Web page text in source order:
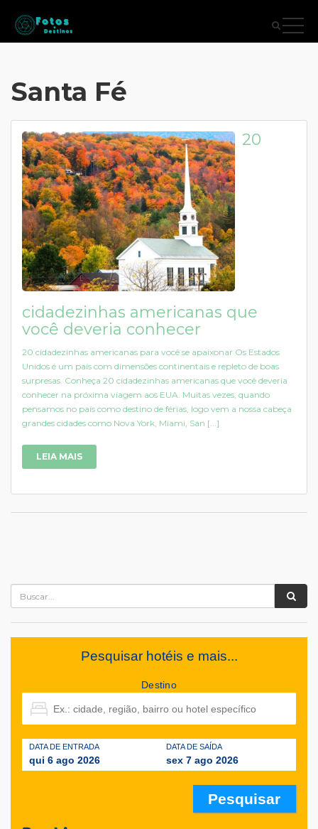
Santa Fé
20
cidadezinhas americanas que
você deveria conhecer
20 cidadezinhas americanas para você se apaixonar Os Estados
Unidos é um país com dimensões continentais e repleto de boas
surpresas. Conheça 20 cidadezinhas americanas que você deveria
conhecer na próxima viagem aos EUA. Muitas vezes, quando
pensamos no país como destino de férias, logo vem a nossa cabeça
grandes cidades como Nova York, Miami, San [...]
LEIA MAIS
Pesquisar hotéis e mais...
Destino
DATA DE ENTRADA
qui 6 ago 2026
DATA DE SAÍDA
sex 7 ago 2026